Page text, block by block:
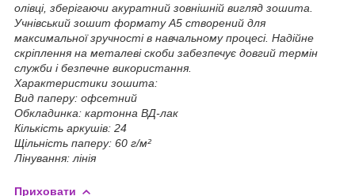
олівці, зберігаючи акуратний зовнішній вигляд зошита.
Учнівський зошит формату А5 створений для
максимальної зручності в навчальному процесі. Надійне
скріплення на металеві скоби забезпечує довгий термін
служби і безпечне використання.
Характеристики зошита:
Вид паперу: офсетний
Обкладинка: картонна ВД-лак
Кількість аркушів: 24
Щільність паперу: 60 г/м²
Лінування: лінія
Приховати